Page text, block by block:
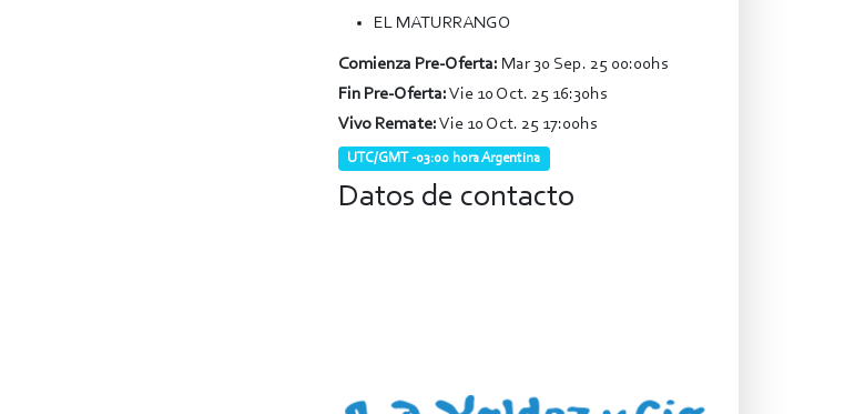
EL MATURRANGO
Comienza Pre-Oferta: Mar 30 Sep. 25 00:00hs
Fin Pre-Oferta:Vie 10 Oct. 25 16:30hs
Vivo Remate:Vie 10 Oct. 25 17:00hs
UTC/GMT -03:00 hora Argentina
Datos de contacto